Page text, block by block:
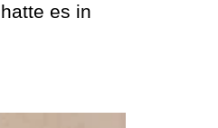
es in